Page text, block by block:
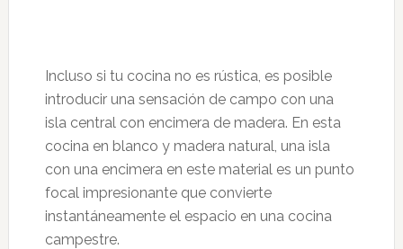
Incluso si tu cocina no es rústica, es posible
introducir una sensación de campo con una
isla central con encimera de madera. En esta
cocina en blanco y madera natural, una isla
con una encimera en este material es un punto
focal impresionante que convierte
instantáneamente el espacio en una cocina
campestre.